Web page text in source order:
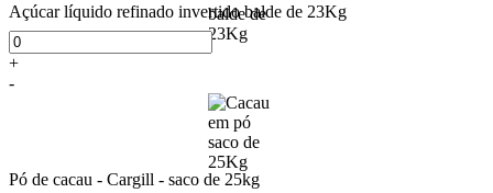
Açúcar líquido refinado invertido balde de 23Kg
+
-
Pó de cacau - Cargill - saco de 25kg